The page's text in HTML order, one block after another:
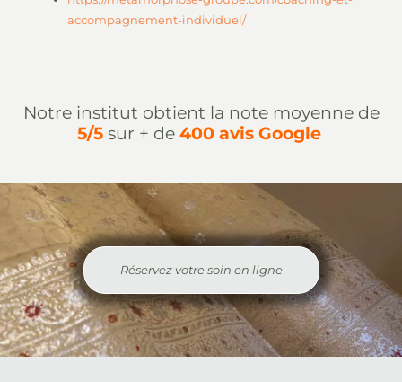
accompagnement-individuel/
Notre institut obtient la note moyenne de
5/5sur + de400 avis Google
Réservez votre soin en ligne